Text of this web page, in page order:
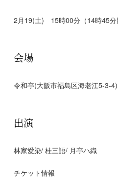
2月19(土) 15時00分（14時45分
会場
令和亭(大阪市福島区海老江5-3-4)
出演
林家愛染/ 桂三語/ 月亭ハ織
チケット情報